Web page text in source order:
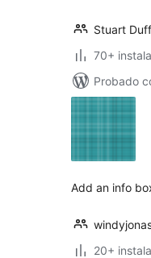
Stuart
70+
Probado
Add an info
20+